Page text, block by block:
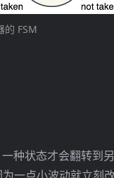
的 FSM
种状态才会翻转到